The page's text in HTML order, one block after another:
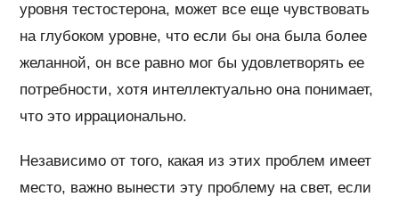
уровня тестостерона, может все еще чувствовать
на глубоком уровне, что если бы она была более
желанной, он все равно мог бы удовлетворять ее
потребности, хотя интеллектуально она понимает,
что это иррационально.
Независимо от того, какая из этих проблем имеет
место, важно вынести эту проблему на свет, если